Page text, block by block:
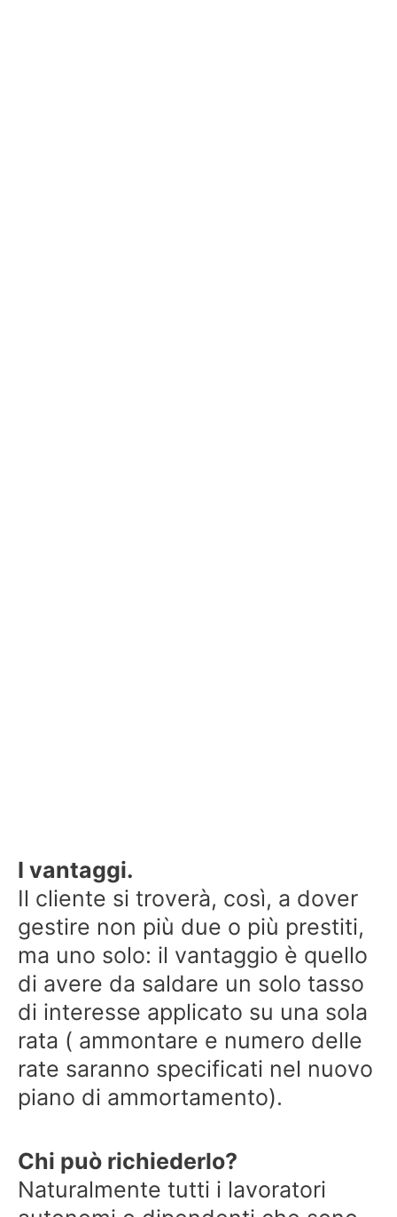
I vantaggi.
Il cliente si troverà, così, a dover
gestire non più due o più prestiti,
ma uno solo: il vantaggio è quello
di avere da saldare un solo tasso
di interesse applicato su una sola
rata ( ammontare e numero delle
rate saranno specificati nel nuovo
piano di ammortamento).
Chi può richiederlo?
Naturalmente tutti i lavoratori